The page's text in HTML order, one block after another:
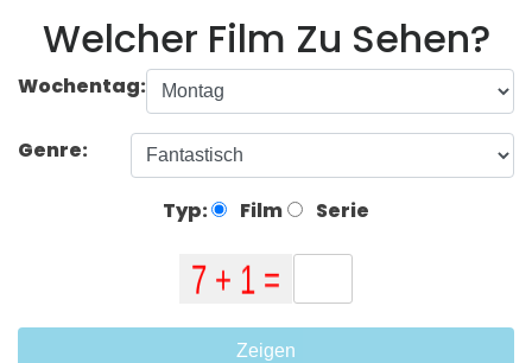
Welcher Film Zu Sehen?
Wochentag:
Genre:
Typ: Film Serie
Zeigen